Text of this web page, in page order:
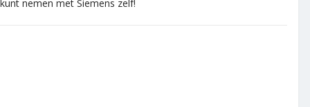
nemen met Siemens zelf!